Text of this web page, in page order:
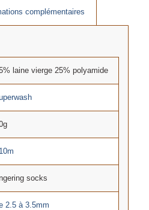
complémentaires
laine vierge 25% polyamide
socks
2.5 à 3.5mm